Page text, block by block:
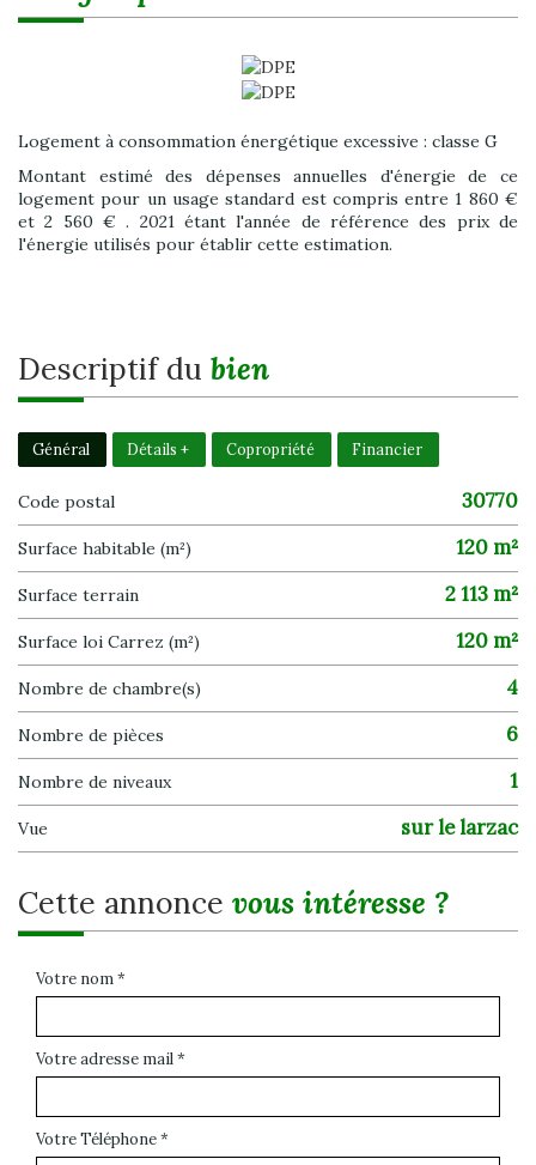
Logement à consommation énergétique excessive : classe G
Montant estimé des dépenses annuelles d'énergie de ce
logement pour un usage standard est compris entre 1 860 €
et 2 560 € . 2021 étant l'année de référence des prix de
l'énergie utilisés pour établir cette estimation.
descriptif du bien
Général Détails + Copropriété Financier
Code postal 30770
Surface habitable (m²) 120 m²
surface terrain 2 113 m²
Surface loi Carrez (m²) 120 m²
Nombre de chambre(s) 4
Nombre de pièces 6
Nombre de niveaux 1
Vue sur le larzac
cette annonce vous intéresse ?
Votre nom *
Votre adresse mail *
Votre Téléphone *